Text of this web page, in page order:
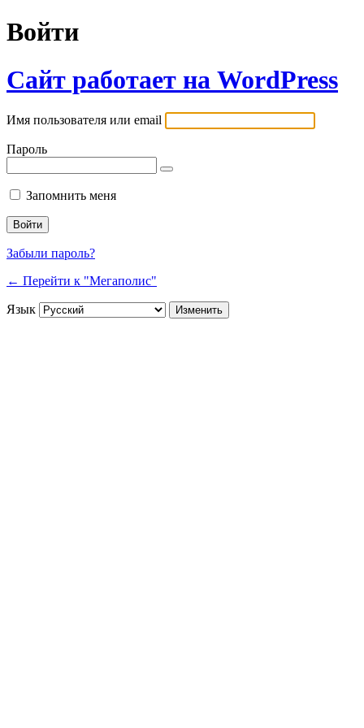
Войти
Сайт работает на WordPress
Имя пользователя или email
Пароль
Запомнить меня
Забыли пароль?
← Перейти к "Мегаполис"
Язык